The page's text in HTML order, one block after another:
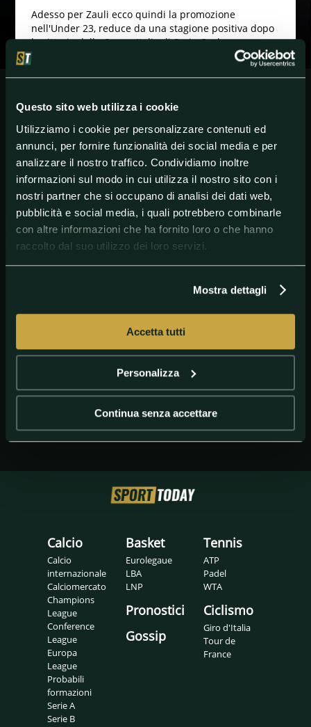
Questo sito web utilizza i cookie
Utilizziamo i cookie per personalizzare contenuti ed
annunci, per fornire funzionalità dei social media e per
analizzare il nostro traffico. Condividiamo inoltre
informazioni sul modo in cui utilizza il nostro sito con i
nostri partner che si occupano di analisi dei dati web,
pubblicità e social media, i quali potrebbero combinarle
con altre informazioni che ha fornito loro o che hanno
raccolto dal suo utilizzo dei loro servizi.
Mostra dettagli
Accetta tutti
Personalizza
Continua senza accettare
Adesso per Zauli ecco quindi la promozione
nell'Under 23, reduce da una stagione positiva dopo
la vittoria della Coppa Italia di Serie C e la
qualificazione ai playoff con Pecchia in panchina.
Contestualmente alla nomina di Zauli, la Juventus ha
Under23's manager Giovanni Manna.
#Juventus #JuventusII #SerieA #SerieC
Calcio
Calcio
internazionale
Calciomercato
Champions
League
Conference
League
Europa
League
Probabili
formazioni
Serie A
Serie B
Basket
Eurolegaue
LBA
LNP
Pronostici
Gossip
Tennis
ATP
Padel
WTA
Ciclismo
Giro d'Italia
Tour de
France